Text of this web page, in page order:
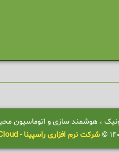
، هوشمند سازی و اتوماسیون
شرکت نرم افزاری راسپینا - Raspina Cloud